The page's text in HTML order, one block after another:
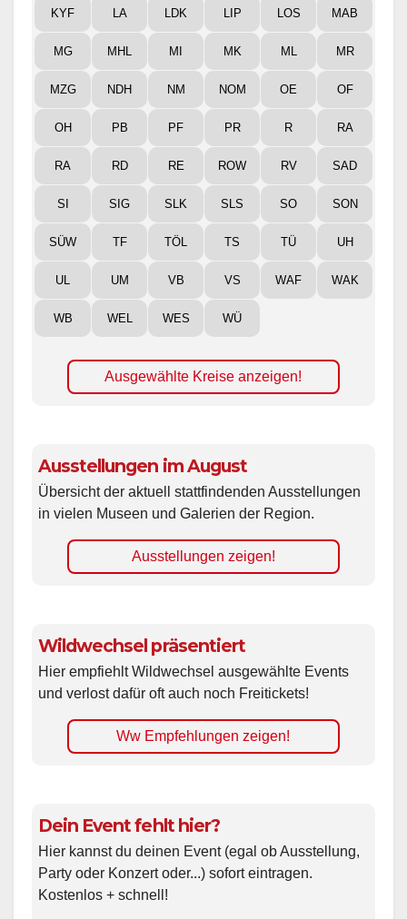
KYF LA LDK LIP LOS MAB
MG MHL MI MK ML MR
MZG NDH NM NOM OE OF
OH PB PF PR R RA
RA RD RE ROW RV SAD
SI SIG SLK SLS SO SON
SÜW TF TÖL TS TÜ UH
UL UM VB VS WAF WAK
WB WEL WES WÜ
Ausgewählte Kreise anzeigen!
Ausstellungen im August
Übersicht der aktuell stattfindenden Ausstellungen
in vielen Museen und Galerien der Region.
Ausstellungen zeigen!
Wildwechsel präsentiert
Hier empfiehlt Wildwechsel ausgewählte Events
und verlost dafür oft auch noch Freitickets!
Ww Empfehlungen zeigen!
Dein Event fehlt hier?
Hier kannst du deinen Event (egal ob Ausstellung,
Party oder Konzert oder...) sofort eintragen.
Kostenlos + schnell!